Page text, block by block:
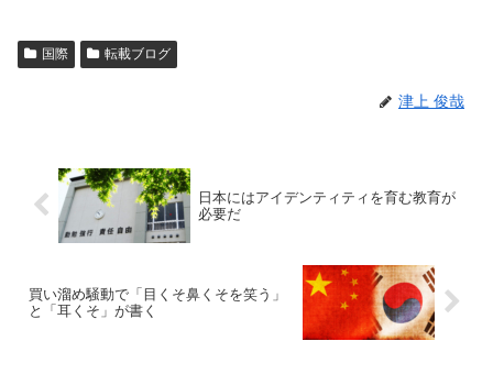
国際 転載ブログ
津上 俊哉
日本にはアイデンティティを育む教育が
必要だ
買い溜め騒動で「目くそ鼻くそを笑う」
と「耳くそ」が書く